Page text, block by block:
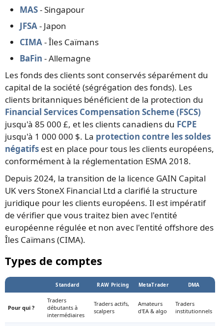
MAS- Singapour
JFSA- Japon
CIMA- Îles Caïmans
BaFin - Allemagne
Les fonds des clients sont conservés séparément du
capital de la société (ségrégation des fonds). Les
clients britanniques bénéficient de la protection du
Financial Services Compensation Scheme (FSCS)
jusqu'à 85 000 £, et les clients canadiens du FCPE
jusqu'à 1 000 000 $. La protection contre les soldes
négatifs est en place pour tous les clients européens,
conformément à la réglementation ESMA 2018.
Depuis 2024, la transition de la licence GAIN Capital
UK vers StoneX Financial Ltd a clarifié la structure
juridique pour les clients européens. Il est impératif
de vérifier que vous traitez bien avec l'entité
européenne régulée et non avec l'entité offshore des
Îles Caïmans (CIMA).
Types de comptes
Standard RAW Pricing MetaTrader DMA
Pour qui ?
Traders
débutants à
intermédiaires
Traders actifs,
scalpers
Amateurs
d'EA & algo
Traders
institutionnels